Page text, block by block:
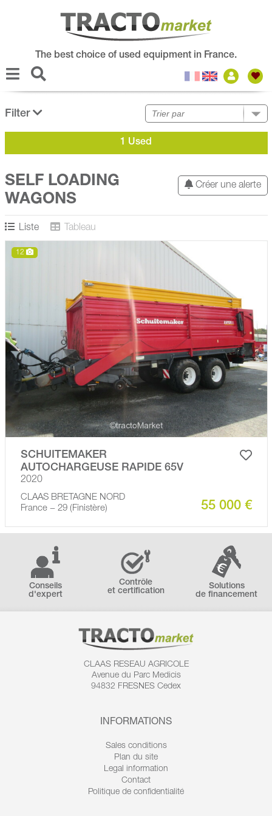
The best choice of used equipment in France.
Filter
1 Used
Créer une alerte
SELF LOADING
WAGONS
Liste Tableau
12
SCHUITEMAKER
AUTOCHARGEUSE RAPIDE 65V
2020
CLAAS BRETAGNE NORD
France − 29 (Finistère)
55 000 €
Conseils
d'expert
Contrôle
et certification
Solutions
de financement
CLAAS RESEAU AGRICOLE
Avenue du Parc Medicis
94832 FRESNES Cedex
INFORMATIONS
Sales conditions
Plan du site
Legal information
Contact
Politique de confidentialité